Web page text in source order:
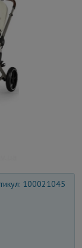
100021045